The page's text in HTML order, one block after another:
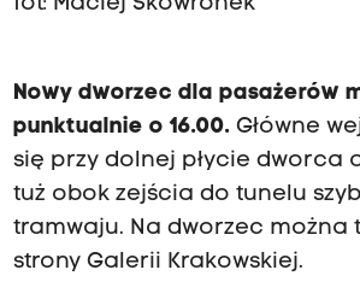
Nowy dworzec dla pasażerów
punktualnie o 16.00.Główne
się przy dolnej płycie dworca
tuż obok zejścia do tunelu
tramwaju. Na dworzec można
strony Galerii Krakowskiej.